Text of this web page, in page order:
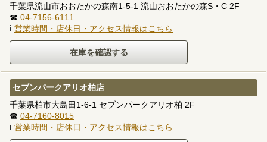
千葉県流山市おおたかの森南1-5-1 流山おおたかの森S・C 2F
☎ 04-7156-6111
ℹ 営業時間・店休日・アクセス情報はこちら
セブンパークアリオ柏店
千葉県柏市大島田1-6-1 セブンパークアリオ柏 2F
☎ 04-7160-8015
ℹ 営業時間・店休日・アクセス情報はこちら